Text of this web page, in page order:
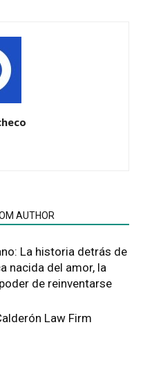
AUTHOR
La historia detrás de
nacida del amor, la
de reinventarse
Law Firm